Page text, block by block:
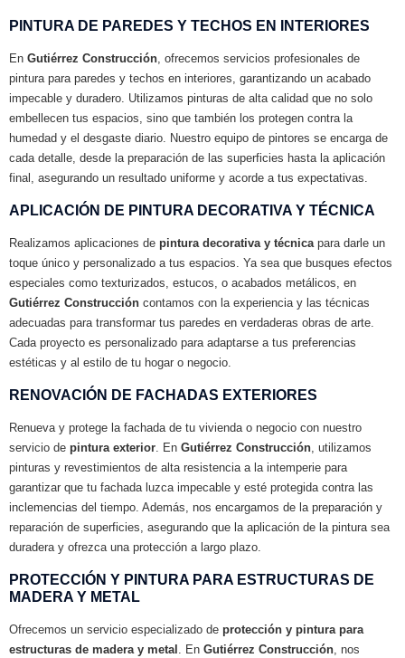
PINTURA DE PAREDES Y TECHOS EN INTERIORES
En Gutiérrez Construcción , ofrecemos servicios profesionales de
pintura para paredes y techos en interiores, garantizando un acabado
impecable y duradero. Utilizamos pinturas de alta calidad que no solo
embellecen tus espacios, sino que también los protegen contra la
humedad y el desgaste diario. Nuestro equipo de pintores se encarga de
cada detalle, desde la preparación de las superficies hasta la aplicación
final, asegurando un resultado uniforme y acorde a tus expectativas.
APLICACIÓN DE PINTURA DECORATIVA Y TÉCNICA
Realizamos aplicaciones de pintura decorativa y técnica para darle un
toque único y personalizado a tus espacios. Ya sea que busques efectos
especiales como texturizados, estucos, o acabados metálicos, en
Gutiérrez Construcción contamos con la experiencia y las técnicas
adecuadas para transformar tus paredes en verdaderas obras de arte.
Cada proyecto es personalizado para adaptarse a tus preferencias
estéticas y al estilo de tu hogar o negocio.
RENOVACIÓN DE FACHADAS EXTERIORES
Renueva y protege la fachada de tu vivienda o negocio con nuestro
servicio de pintura exterior . En Gutiérrez Construcción , utilizamos
pinturas y revestimientos de alta resistencia a la intemperie para
garantizar que tu fachada luzca impecable y esté protegida contra las
inclemencias del tiempo. Además, nos encargamos de la preparación y
reparación de superficies, asegurando que la aplicación de la pintura sea
duradera y ofrezca una protección a largo plazo.
PROTECCIÓN Y PINTURA PARA ESTRUCTURAS DE
MADERA Y METAL
Ofrecemos un servicio especializado de protección y pintura para
estructuras de madera y metal
. En Gutiérrez Construcción , nos